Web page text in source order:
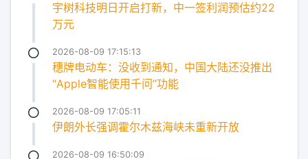
宇树科技明日开启打新，中一签利润预估约22
万元
2026-08-09 17:15:13
穗牌电动车：没收到通知，中国大陆还没推出
“Apple智能使用千问”功能
2026-08-09 17:05:11
伊朗外长强调霍尔木兹海峡未重新开放
2026-08-09 16:50:09